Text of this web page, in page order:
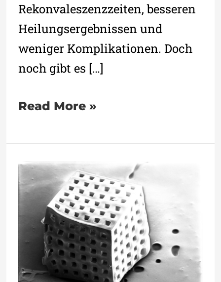
Rekonvaleszenzzeiten, besseren
Heilungsergebnissen und
weniger Komplikationen. Doch
noch gibt es […]
Read More »
Kohlenstoff-
Strukturen
Gewebezüchtung